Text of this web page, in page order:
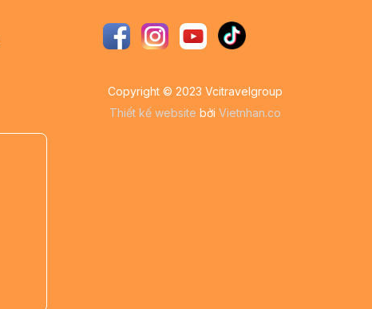
Copyright © 2023 Vcitravelgroup
Thiết kế website bởi Vietnhan.co